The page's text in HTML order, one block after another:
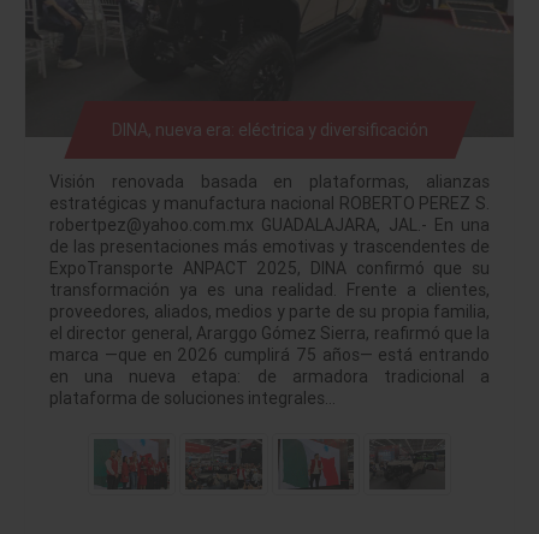
DINA, nueva era: eléctrica y diversificación
Visión renovada basada en plataformas, alianzas
estratégicas y manufactura nacional ROBERTO PEREZ S.
robertpez@yahoo.com.mx GUADALAJARA, JAL.- En una
de las presentaciones más emotivas y trascendentes de
ExpoTransporte ANPACT 2025, DINA confirmó que su
transformación ya es una realidad. Frente a clientes,
proveedores, aliados, medios y parte de su propia familia,
el director general, Ararggo Gómez Sierra, reafirmó que la
marca —que en 2026 cumplirá 75 años— está entrando
en una nueva etapa: de armadora tradicional a
plataforma de soluciones integrales…